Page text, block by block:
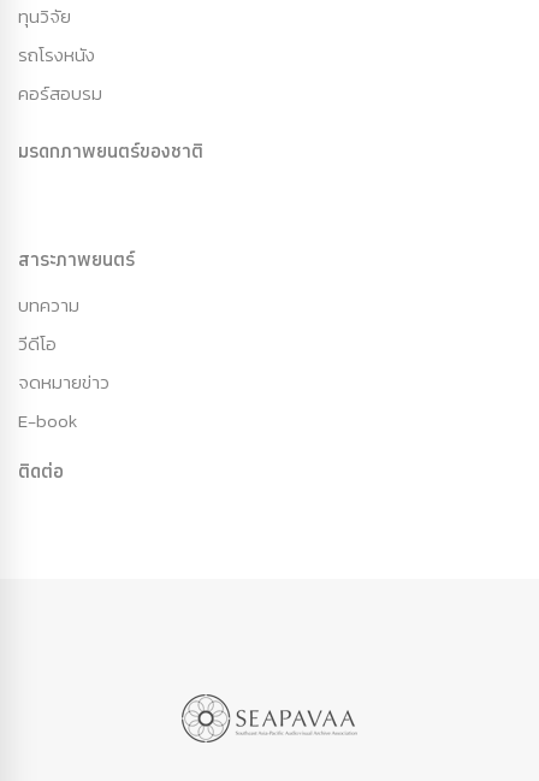
ทุนวิจัย
รถโรงหนัง
คอร์สอบรม
มรดกภาพยนตร์ของชาติ
สาระภาพยนตร์
บทความ
วีดีโอ
จดหมายข่าว
E-book
ติดต่อ